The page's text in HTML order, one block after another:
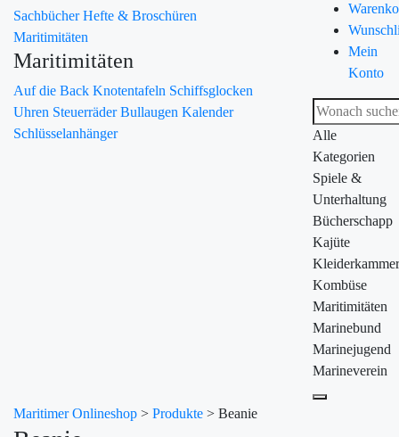
SachbücherHefte & Broschüren
Maritimitäten
Maritimitäten
Auf die Back Knotentafeln Schiffsglocken
Uhren SteuerräderBullaugen Kalender
Schlüsselanhänger
Mein
Konto
Alle
Kategorien
Spiele &
Unterhaltung
Bücherschapp
Kajüte
Kleiderkammer
Kombüse
Maritimitäten
Marinebund
Marinejugend
Marineverein
Maritimer Onlineshop > Produkte > Beanie